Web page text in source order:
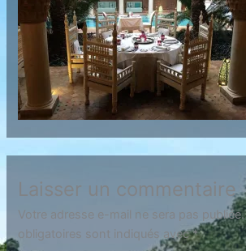
Laisser un commentaire
Votre adresse e-mail ne sera pas publiée.
obligatoires sont indiqués avec*